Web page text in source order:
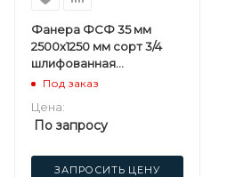
Фанера ФСФ 35 мм
2500х1250 мм сорт 3/4
шлифованная
березовая
Под заказ
Цена:
По запросу
ЗАПРОСИТЬ ЦЕНУ